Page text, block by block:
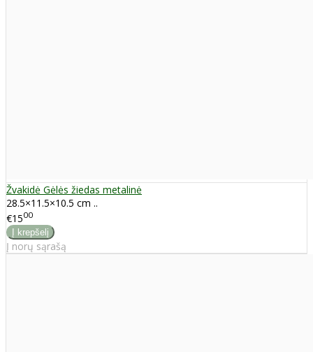
Žvakidė Gėlės žiedas metalinė
28.5×11.5×10.5 cm ..
€1500
Į norų sąrašą